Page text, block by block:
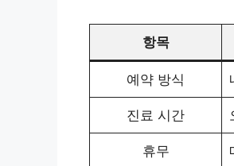
항목
예약 방식
진료 시간
휴무